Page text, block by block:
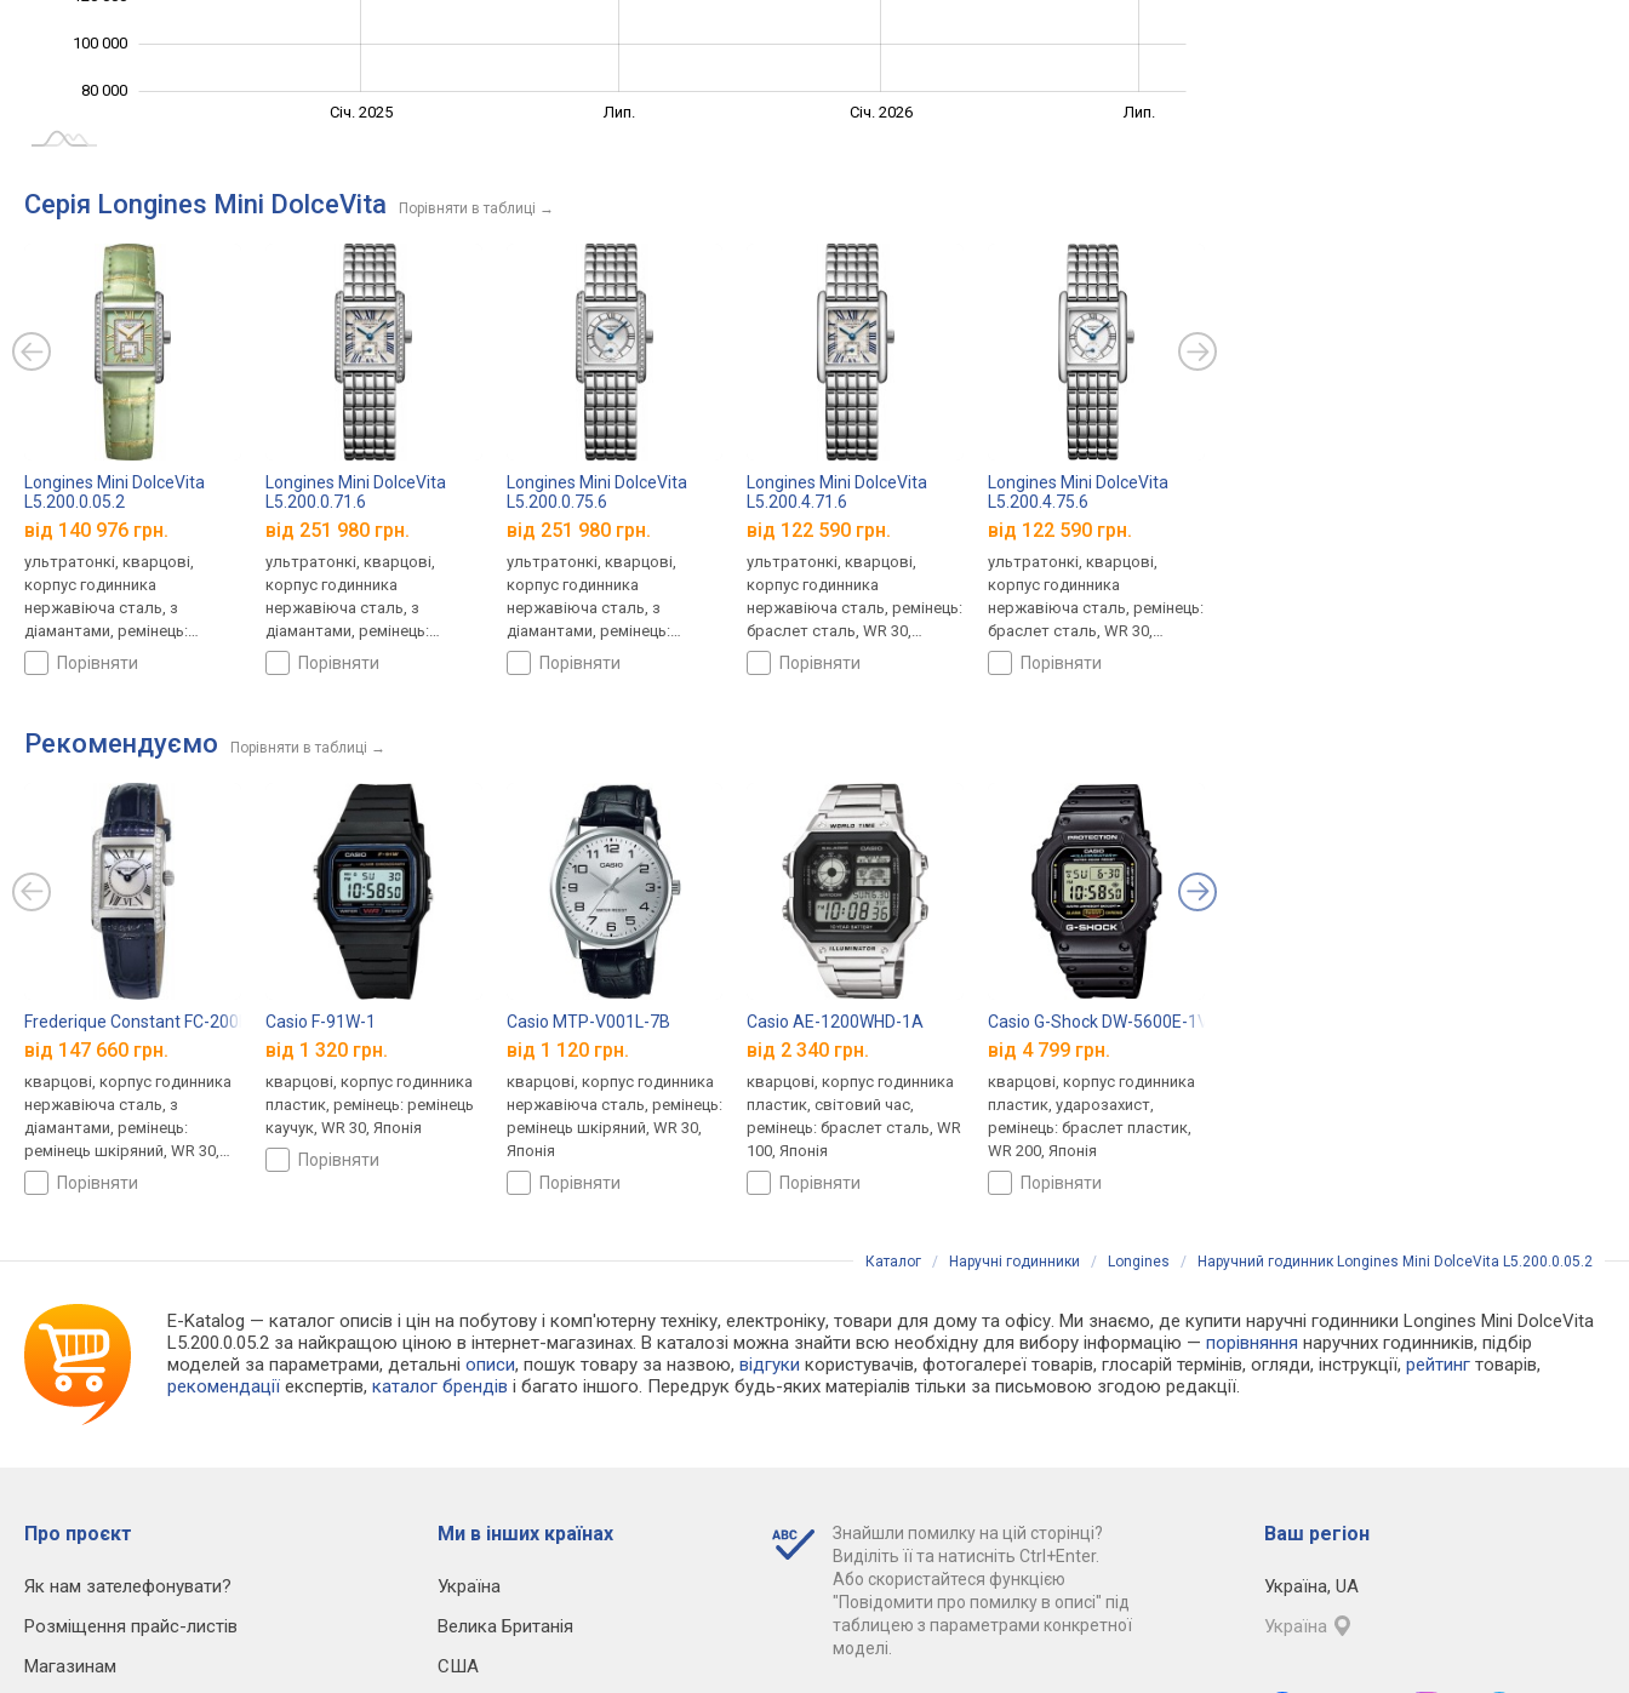
80 000
100 000
Січ. 2025 Лип. Січ. 2026 Лип.
Серія Longines Mini DolceVita Порівняти в таблиці →
Longines Mini DolceVita
L5.200.0.05.2
від 140 976 грн.
ультратонкі, кварцові,
корпус годинника
нержавіюча сталь, з
діамантами, ремінець:
ремінець шкіряний, WR 30,
Швейцарія
порівняти
Longines Mini DolceVita
L5.200.0.71.6
від 251 980 грн.
ультратонкі, кварцові,
корпус годинника
нержавіюча сталь, з
діамантами, ремінець:
браслет сталь, WR 30,
Швейцарія
порівняти
Longines Mini DolceVita
L5.200.0.75.6
від 251 980 грн.
ультратонкі, кварцові,
корпус годинника
нержавіюча сталь, з
діамантами, ремінець:
браслет сталь, WR 30,
Швейцарія
порівняти
Longines Mini DolceVita
L5.200.4.71.6
від 122 590 грн.
ультратонкі, кварцові,
корпус годинника
нержавіюча сталь, ремінець:
браслет сталь, WR 30,
Швейцаріяпорівняти
Longines Mini DolceVita
L5.200.4.75.6
від 122 590 грн.
ультратонкі, кварцові,
корпус годинника
нержавіюча сталь, ремінець:
браслет сталь, WR 30,
Швейцаріяпорівняти
Рекомендуємо Порівняти в таблиці →
Frederique Constant FC-200MPWCD16
від 147 660 грн.
кварцові, корпус годинника
нержавіюча сталь, з
діамантами, ремінець:
ремінець шкіряний, WR 30,
Швейцаріяпорівняти
Casio F-91W-1
від 1 320 грн.
кварцові, корпус годинника
пластик, ремінець: ремінець
каучук, WR 30, Японія
порівняти
Casio MTP-V001L-7B
від 1 120 грн.
кварцові, корпус годинника
нержавіюча сталь, ремінець:
ремінець шкіряний, WR 30,
Японія
порівняти
Casio AE-1200WHD-1A
від 2 340 грн.
кварцові, корпус годинника
пластик, світовий час,
ремінець: браслет сталь, WR
100, Японія
порівняти
Casio G-Shock DW-5600E-1V
від 4 799 грн.
кварцові, корпус годинника
пластик, ударозахист,
ремінець: браслет пластик,
WR 200, Японія
порівняти
Каталог / Наручні годинники / Longines / Наручний годинник Longines Mini DolceVita L5.200.0.05.2
E-Katalog — каталог описів і цін на побутову і комп'ютерну техніку, електроніку, товари для дому та офісу. Ми знаємо, де купити наручні годинники Longines Mini DolceVita
L5.200.0.05.2 за найкращою ціною в інтернет-магазинах. В каталозі можна знайти всю необхідну для вибору інформацію —порівняння наручних годинників, підбір
моделей за параметрами, детальніописи, пошук товару за назвою,відгуки користувачів, фотогалереї товарів, глосарій термінів, огляди, інструкції,рейтинг товарів,
рекомендації експертів,каталог брендів і багато іншого. Передрук будь-яких матеріалів тільки за письмовою згодою редакції.
Про проєкт
Як нам зателефонувати?
Розміщення прайс-листів
Магазинам
Ми в інших країнах
Україна
Велика Британія
США
Знайшли помилку на цій сторінці?
Виділіть її та натисніть Ctrl+Enter.
Або скористайтеся функцією
"Повідомити про помилку в описі" під
таблицею з параметрами конкретної
моделі.
Ваш регіон
Україна, UA
Україна